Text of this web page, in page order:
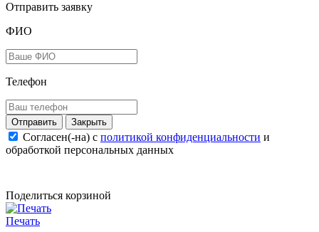
Отправить заявку
ФИО
Телефон
Закрыть
Согласен(-на) c политикой конфиденциальности и
обработкой персональных данных
Поделиться корзиной
Печать